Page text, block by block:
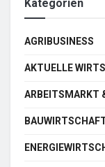
Kategorien
AGRIBUSINESS
AKTUELLE
ARBEITSMARKT